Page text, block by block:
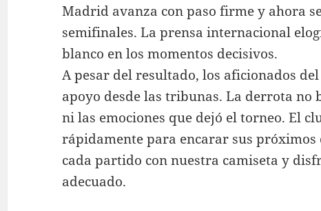
Madrid avanza con paso firme y ahora
semifinales. La prensa internacional
blanco en los momentos decisivos.
A pesar del resultado, los aficionados
apoyo desde las tribunas. La derrota no
ni las emociones que dejó el torneo. El
rápidamente para encarar sus próximos
cada partido con nuestra camiseta y
adecuado.